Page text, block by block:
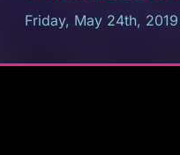
Friday, May 24th, 2019